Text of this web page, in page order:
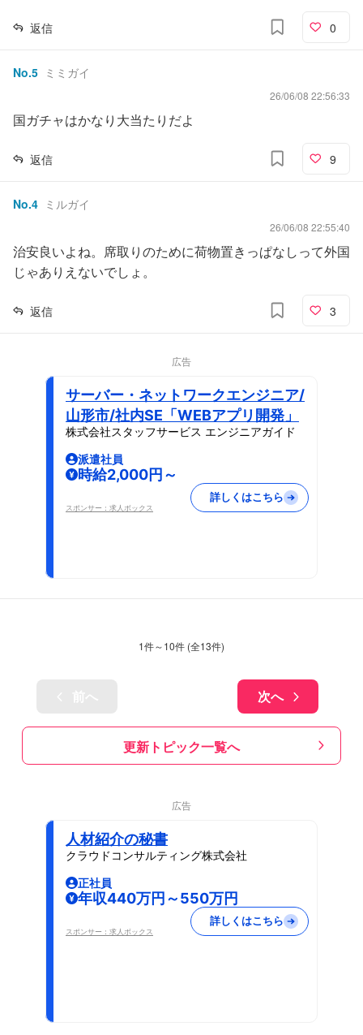
返信 0
No.5 ミミガイ
26/06/08 22:56:33
国ガチャはかなり大当たりだよ
返信 9
No.4 ミルガイ
26/06/08 22:55:40
治安良いよね。席取りのために荷物置きっぱなしって外国
じゃありえないでしょ。
返信 3
広告
サーバー・ネットワークエンジニア/
山形市/社内SE「WEBアプリ開発」
株式会社スタッフサービス エンジニアガイド
派遣社員
時給2,000円～
スポンサー：求人ボックス
詳しくはこちら
1件～10件 (全13件)
次へ
更新トピック一覧へ
広告
人材紹介の秘書
クラウドコンサルティング株式会社
正社員
年収440万円～550万円
スポンサー：求人ボックス
詳しくはこちら